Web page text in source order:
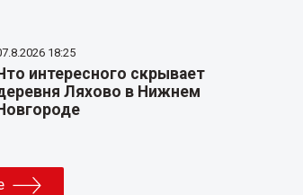
18:25
интересного скрывает
Ляхово в Нижнем